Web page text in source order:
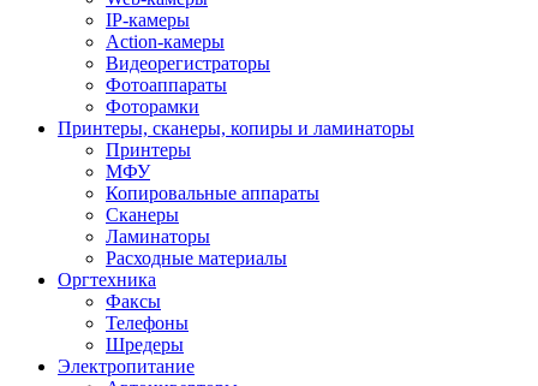
IP-камеры
Action-камеры
Видеорегистраторы
Фотоаппараты
Фоторамки
Принтеры, сканеры, копиры и ламинаторы
Принтеры
МФУ
Копировальные аппараты
Сканеры
Ламинаторы
Расходные материалы
Оргтехника
Факсы
Телефоны
Шредеры
Электропитание